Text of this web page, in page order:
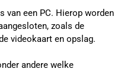
van een PC. Hierop worden
zoals de
videokaart en opslag.
andere welke